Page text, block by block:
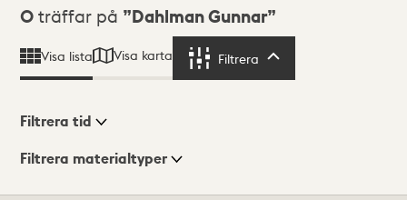
Sökresultat
0 träffar på Dahlman Gunnar
Visa lista Visa karta Filtrera
Visningsläge
Filtrera tid
Filtrera materialtyper